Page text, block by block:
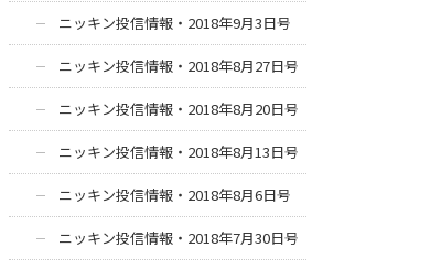
ニッキン投信情報・2018年9月3日号
ニッキン投信情報・2018年8月27日号
ニッキン投信情報・2018年8月20日号
ニッキン投信情報・2018年8月13日号
ニッキン投信情報・2018年8月6日号
ニッキン投信情報・2018年7月30日号